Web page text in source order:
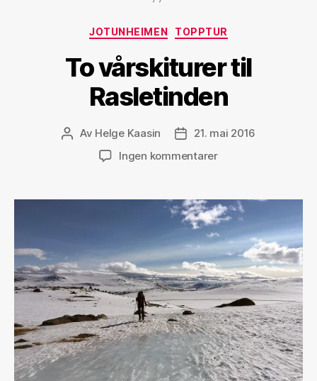
Kategorier
JOTUNHEIMEN TOPPTUR
To vårskiturer til
Rasletinden
Innleggsforfatter
Av Helge Kaasin Publiseringsdato
21. mai 2016
Ingen kommentarertil
til
Rasletinden